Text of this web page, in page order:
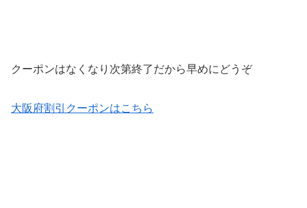
クーポンはなくなり次第終了だから早めにどうぞ
大阪府割引クーポンはこちら